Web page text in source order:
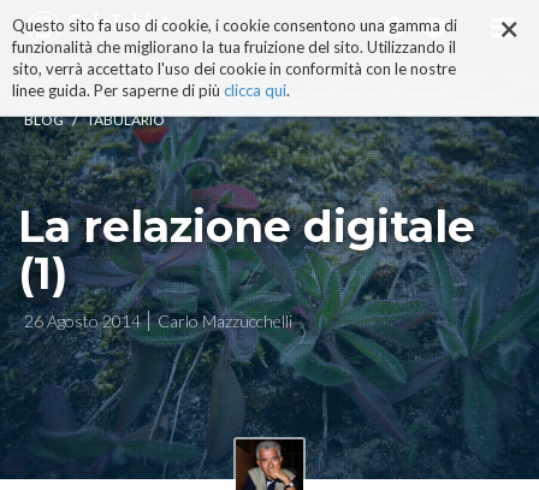
×
Questo sito fa uso di cookie, i cookie consentono una gamma di
funzionalità che migliorano la tua fruizione del sito. Utilizzando il
sito, verrà accettato l'uso dei cookie in conformità con le nostre
linee guida. Per saperne di più clicca qui.
ai
contenuti.
|
alla
navigazione
BLOG / TABULARIO
La relazione digitale
(1)
26 Agosto 2014 Carlo Mazzucchelli